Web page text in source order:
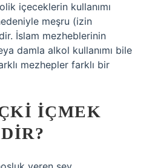
içeceklerin kullanımı
meşru (izin
İslam mezheblerinin
damla alkol kullanımı bile
mezhepler farklı bir
IÇMEK